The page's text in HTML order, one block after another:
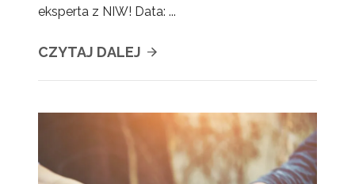
eksperta z NIW! Data: ...
CZYTAJ DALEJ